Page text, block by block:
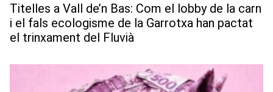
Titelles a Vall de’n Bas: Com el lobby de la carn
i el fals ecologisme de la Garrotxa han pactat
el trinxament del Fluvià